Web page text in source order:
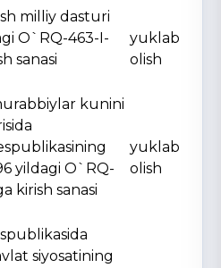
milliy dasturi
O`RQ-463-I-
sanasi
yuklab
olish
kunini
yildagi O`RQ-
kirish sanasi
yuklab
olish
siyosatining